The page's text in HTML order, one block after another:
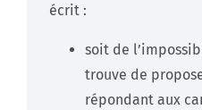
écrit :
soit de
trouve de
répondant aux